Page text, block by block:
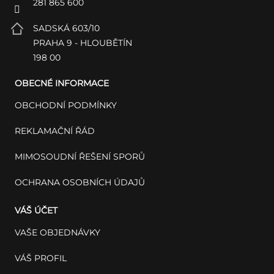
281 865 600
SADSKÁ 603/10
PRAHA 9 - HLOUBĚTÍN
198 00
OBECNÉ INFORMACE
OBCHODNÍ PODMÍNKY
REKLAMAČNÍ ŘÁD
MIMOSOUDNÍ ŘEŠENÍ SPORŮ
OCHRANA OSOBNÍCH ÚDAJŮ
VÁŠ ÚČET
VAŠE OBJEDNÁVKY
VÁŠ PROFIL